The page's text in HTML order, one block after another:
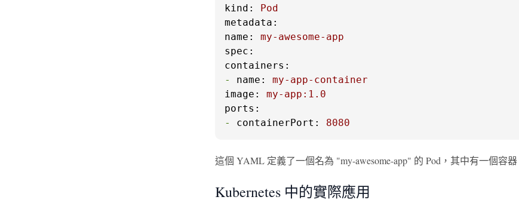
kind:
Pod
metadata:
name:
my-awesome-app
spec:
containers:
-
name:
my-app-container
image:
my-app:1.0
ports:
-
containerPort: 8080
這個 YAML 定義了一個名為 "my-awesome-app" 的 Pod，其中有一個容
Kubernetes 中的實際應用